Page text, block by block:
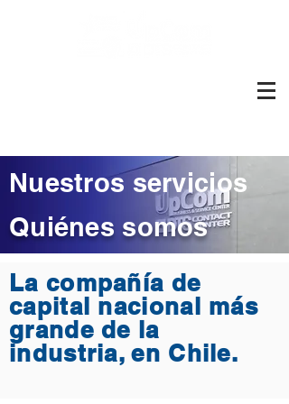
Nuestros servicios
Quiénes somos
La compañía de
capital nacional más
grande de la
industria, en Chile.